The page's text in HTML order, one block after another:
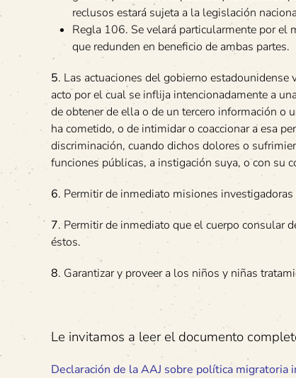
reclusos estará sujeta a la legislación
Regla 106. Se velará particularmente por
que redunden en beneficio de ambas partes.
5. Las actuaciones del gobierno
acto por el cual se inflija intencionadamente a
de obtener de ella o de un tercero información o
ha cometido, o de intimidar o coaccionar a esa
discriminación, cuando dichos dolores o
funciones públicas, a instigación suya, o con su
6. Permitir de inmediato misiones
7. Permitir de inmediato que el cuerpo consular
éstos.
8. Garantizar y proveer a los niños y niñas
Le invitamos a leer el documento
Declaración de la AAJ sobre política migratoria